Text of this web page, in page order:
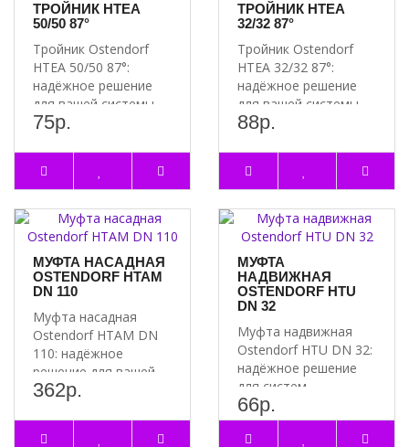
ТРОЙНИК HTEA
50/50 87°
Тройник Ostendorf
HTEA 50/50 87°:
надёжное решение
для вашей системы
водоснабжения
75р.
ТРОЙНИК HTEA
32/32 87°
Тройник Ostendorf
HTEA 32/32 87°:
надёжное решение
для вашей системы
водоснабжения
88р.
МУФТА НАСАДНАЯ
OSTENDORF HTAM
DN 110
Муфта насадная
Ostendorf HTAM DN
110: надёжное
решение для вашей
системы канализации
362р.
МУФТА
НАДВИЖНАЯ
OSTENDORF HTU
DN 32
Муфта надвижная
Ostendorf HTU DN 32:
надёжное решение
для систем
отопления и
водоснабжения
Преиму..
66р.